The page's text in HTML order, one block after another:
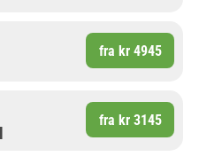
fra kr 4945
fra kr 3145